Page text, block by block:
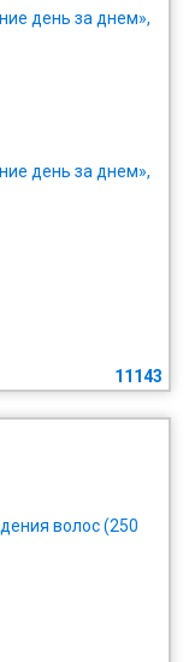
день за днем»,
11143